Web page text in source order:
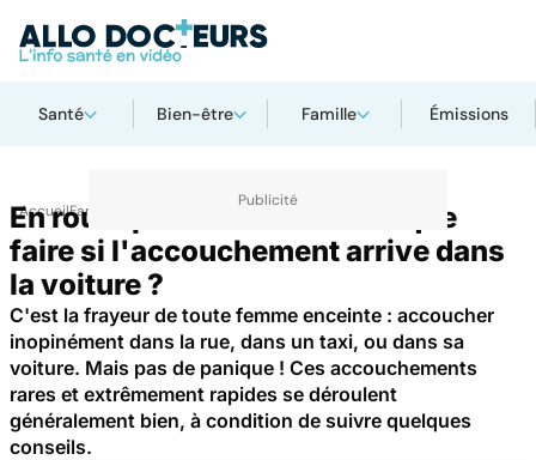
Santé Bien-être Famille Émissions
AccueilFamille
En route pour la maternité... que
faire si l'accouchement arrive dans
la voiture ?
C'est la frayeur de toute femme enceinte : accoucher
inopinément dans la rue, dans un taxi, ou dans sa
voiture. Mais pas de panique ! Ces accouchements
rares et extrêmement rapides se déroulent
généralement bien, à condition de suivre quelques
conseils.